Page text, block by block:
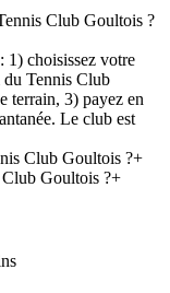
Club Goultois ?
1) choisissez votre
du Tennis Club
terrain, 3) payez en
Le club est
Club Goultois ?+
Club Goultois ?+